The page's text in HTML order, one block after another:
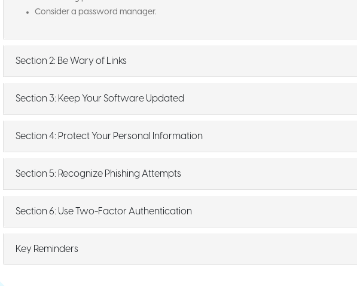
Consider a password manager.
Section 2: Be Wary of Links
Section 3: Keep Your Software Updated
Section 4: Protect Your Personal Information
Section 5: Recognize Phishing Attempts
Section 6: Use Two-Factor Authentication
Key Reminders